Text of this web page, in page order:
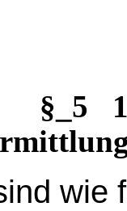
§_5
wie